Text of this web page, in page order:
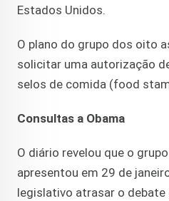
Estados Unidos.
O plano do grupo dos oito
solicitar uma autorização
selos de comida (food
Consultas a Obama
O diário revelou que o
apresentou em 29 de
legislativo atrasar o debate